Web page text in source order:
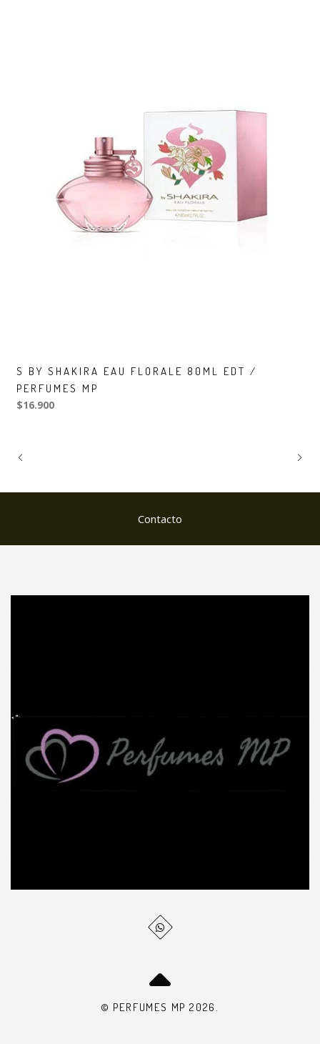
S BY SHAKIRA EAU FLORALE 80ML EDT /
PERFUMES MP
$16.900
Contacto
© PERFUMES MP 2026.